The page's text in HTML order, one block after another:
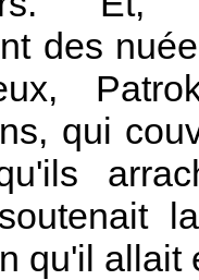
des
qui
qu'il allait